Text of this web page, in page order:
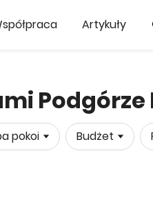
Artykuły
Podgórze
pokoi Budżet